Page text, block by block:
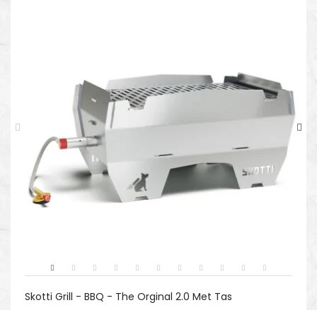
Skotti Grill - BBQ - The Orginal 2.0 Met Tas